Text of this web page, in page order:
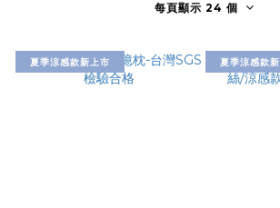
每頁顯示 24 個
夏季涼感款新上市 夏季涼感款